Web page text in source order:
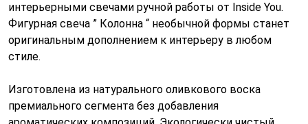
интерьерными свечами ручной работы от Inside You.
Фигурная свеча ” Колонна “ необычной формы станет
оригинальным дополнением к интерьеру в любом
стиле.
Изготовлена из натурального оливкового воска
премиального сегмента без добавления